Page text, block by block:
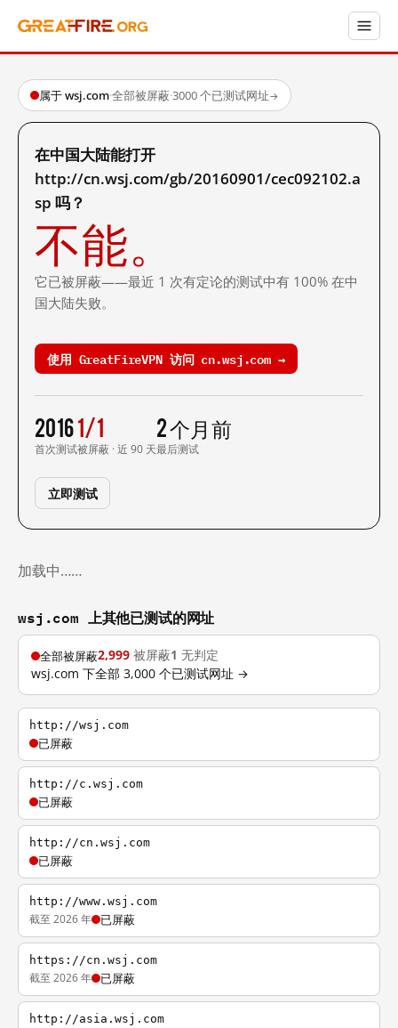
属于 wsj.com·全部被屏蔽·3000 个已测试网址→
在中国大陆能打开
http://cn.wsj.com/gb/20160901/cec092102.a
sp 吗？
不能。
它已被屏蔽——最近 1 次有定论的测试中有 100% 在中
国大陆失败。
使用 GreatFireVPN 访问 cn.wsj.com →
2016
首次测试
1/1
被屏蔽 · 近 90 天
2 个月前
最后测试
立即测试
加载中……
wsj.com 上其他已测试的网址
全部被屏蔽2,999 被屏蔽1 无判定
wsj.com 下全部 3,000 个已测试网址 →
http://wsj.com
已屏蔽
http://c.wsj.com
已屏蔽
http://cn.wsj.com
已屏蔽
http://www.wsj.com
截至 2026 年 已屏蔽
https://cn.wsj.com
截至 2026 年 已屏蔽
http://asia.wsj.com